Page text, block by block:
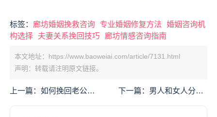
标签： 廊坊婚姻挽救咨询 专业婚姻修复方法
婚姻咨询机
构选择
夫妻关系挽回技巧 廊坊情感咨询指南
本文地址：https://www.baoweiai.com/article/7131.html
声明：转载请注明原文链接。
上一篇： 如何挽回老公的
下一篇： 男人和女人分手